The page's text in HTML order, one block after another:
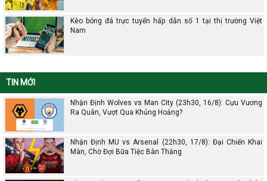
Kèo bóng đá trực tuyến hấp dẫn số 1 tại thị trường Việt
Nam
TIN MỚI
Nhận Định Wolves vs Man City (23h30, 16/8): Cựu Vương
Ra Quân, Vượt Qua Khủng Hoảng?
Nhận Định MU vs Arsenal (22h30, 17/8): Đại Chiến Khai
Màn, Chờ Đợi Bữa Tiệc Bàn Thắng